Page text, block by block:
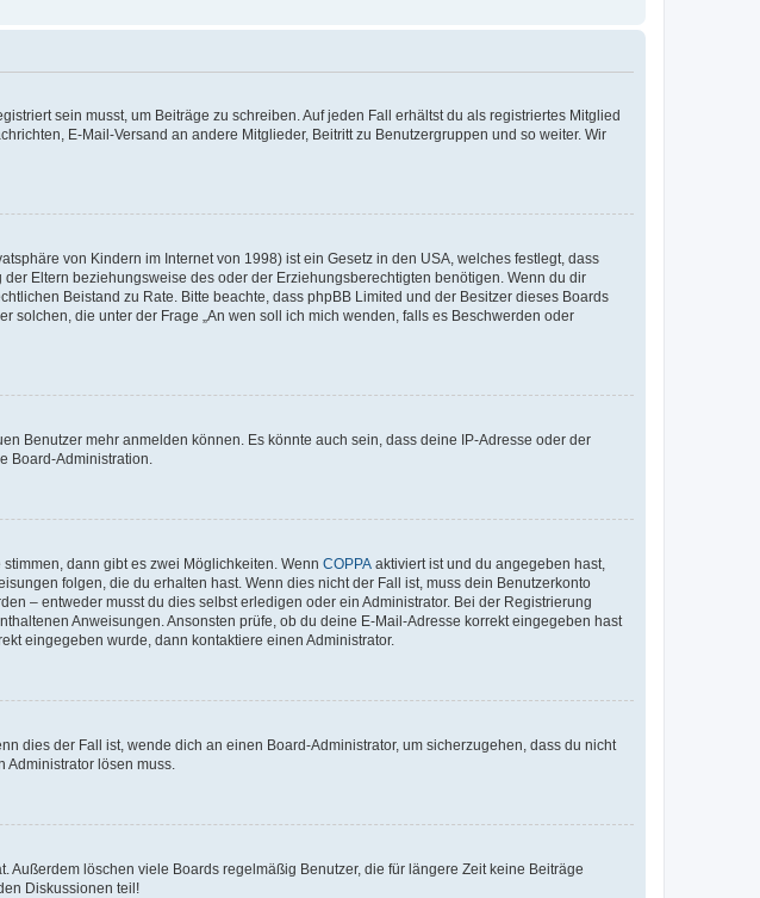
sein musst, um Beiträge zu schreiben. Auf jeden Fall erhältst du als registriertes Mitglied
E-Mail-Versand an andere Mitglieder, Beitritt zu Benutzergruppen und so weiter. Wir
von Kindern im Internet von 1998) ist ein Gesetz in den USA, welches festlegt, dass
Eltern beziehungsweise des oder der Erziehungsberechtigten benötigen. Wenn du dir
Beistand zu Rate. Bitte beachte, dass phpBB Limited und der Besitzer dieses Boards
die unter der Frage „An wen soll ich mich wenden, falls es Beschwerden oder
Benutzer mehr anmelden können. Es könnte auch sein, dass deine IP-Adresse oder der
Board-Administration.
dann gibt es zwei Möglichkeiten. Wenn COPPA aktiviert ist und du angegeben hast,
folgen, die du erhalten hast. Wenn dies nicht der Fall ist, muss dein Benutzerkonto
– entweder musst du dies selbst erledigen oder ein Administrator. Bei der Registrierung
Anweisungen. Ansonsten prüfe, ob du deine E-Mail-Adresse korrekt eingegeben hast
eingegeben wurde, dann kontaktiere einen Administrator.
dies der Fall ist, wende dich an einen Board-Administrator, um sicherzugehen, dass du nicht
lösen muss.
löschen viele Boards regelmäßig Benutzer, die für längere Zeit keine Beiträge
Diskussionen teil!